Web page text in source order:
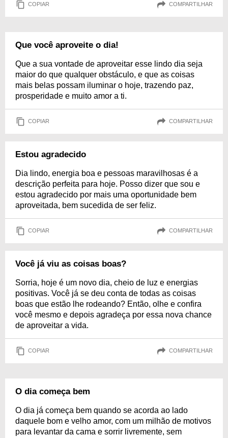
COPIAR COMPARTILHAR
Que você aproveite o dia!
Que a sua vontade de aproveitar esse lindo dia seja
maior do que qualquer obstáculo, e que as coisas
mais belas possam iluminar o hoje, trazendo paz,
prosperidade e muito amor a ti.
COPIAR COMPARTILHAR
Estou agradecido
Dia lindo, energia boa e pessoas maravilhosas é a
descrição perfeita para hoje. Posso dizer que sou e
estou agradecido por mais uma oportunidade bem
aproveitada, bem sucedida de ser feliz.
COPIAR COMPARTILHAR
Você já viu as coisas boas?
Sorria, hoje é um novo dia, cheio de luz e energias
positivas. Você já se deu conta de todas as coisas
boas que estão lhe rodeando? Então, olhe e confira
você mesmo e depois agradeça por essa nova chance
de aproveitar a vida.
COPIAR COMPARTILHAR
O dia começa bem
O dia já começa bem quando se acorda ao lado
daquele bom e velho amor, com um milhão de motivos
para levantar da cama e sorrir livremente, sem